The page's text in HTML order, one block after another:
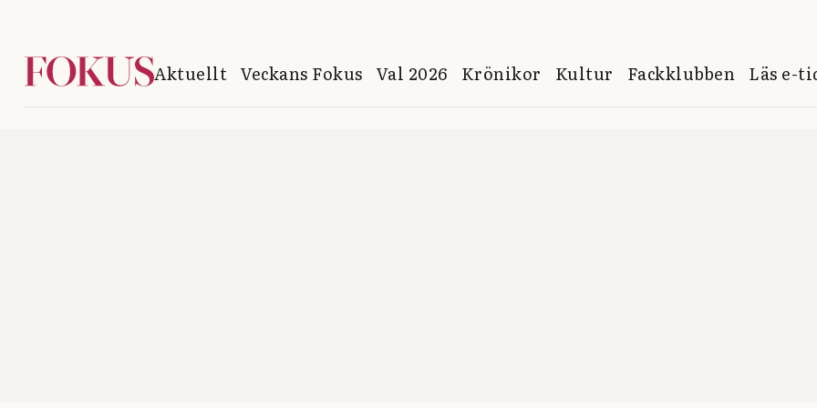
Aktuellt Veckans Fokus Val 2026 Krönikor Kultur Fackklubben Läs e-